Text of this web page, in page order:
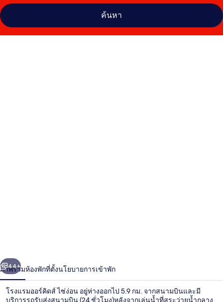
ค้นหา
คิด
ส์
า
ถัดไป
44+
ภาพรวมห้องพักที่ตั้งนโยบายการเข้าพัก
โรงแรมออร์คิดส์ ไซ่ง่อน อยู่ห่างออกไป 5.9 กม. จากสนามบินและมี
บริการรถรับส่งสนามบิน (24 ชั่วโมง)หลังจากเล่นน้ำที่สระว่ายน้ำกลาง